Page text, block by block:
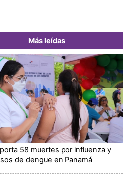
Más leídas
58 muertes por influenza y
de dengue en Panamá